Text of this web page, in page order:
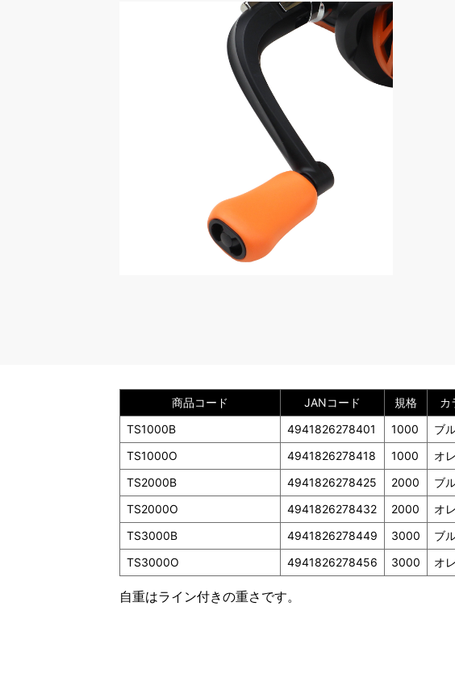
商品コード JANコード 規格 カ
TS1000B
4941826278401 1000 ブ
TS1000O
4941826278418 1000 オ
TS2000B
4941826278425 2000 ブ
TS2000O
4941826278432 2000 オ
TS3000B
4941826278449 3000 ブ
TS3000O
4941826278456 3000 オ
自重はライン付きの重さです。